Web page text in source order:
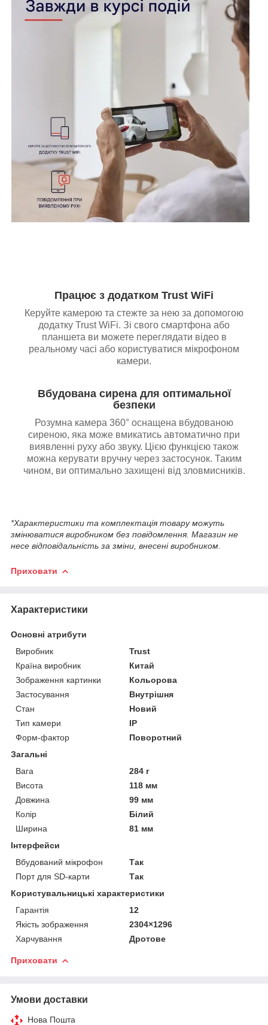
Працює з додатком Trust WiFi
Керуйте камерою та стежте за нею за допомогою
додатку Trust WiFi. Зі свого смартфона або
планшета ви можете переглядати відео в
реальному часі або користуватися мікрофоном
камери.
Вбудована сирена для оптимальної
безпеки
Розумна камера 360° оснащена вбудованою
сиреною, яка може вмикатись автоматично при
виявленні руху або звуку. Цією функцією також
можна керувати вручну через застосунок. Таким
чином, ви оптимально захищені від зловмисників.
*Характеристики та комплектація товару можуть
змінюватися виробником без повідомлення. Магазин не
несе відповідальність за зміни, внесені виробником.
Приховати
Характеристики
Основні атрибути
Виробник
Trust
Країна виробник
Китай
Зображення картинки
Кольорова
Застосування
Внутрішня
Стан
Новий
Тип камери
IP
Форм-фактор
Поворотний
Загальні
Вага
284 г
Висота
118 мм
Довжина
99 мм
Колір
Білий
Ширина
81 мм
Інтерфейси
Вбудований мікрофон
Так
Порт для SD-карти
Так
Користувальницькі характеристики
Гарантія
12
Якість зображення
2304×1296
Харчування
Дротове
Приховати
Умови доставки
Нова Пошта